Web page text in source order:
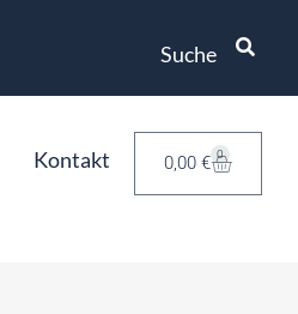
Suche
Kontakt 0,00 € 0